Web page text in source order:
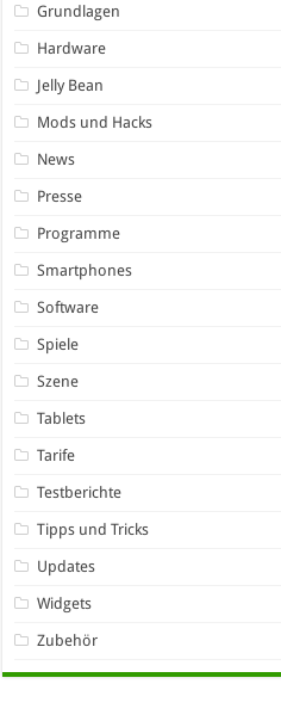
Grundlagen
Hardware
Jelly Bean
Mods und Hacks
News
Presse
Programme
Smartphones
Software
Spiele
Szene
Tablets
Tarife
Testberichte
Tipps und Tricks
Updates
Widgets
Zubehör